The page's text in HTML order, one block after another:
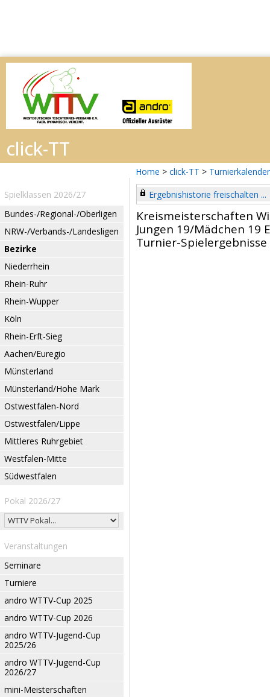
Home > click-TT > Turnierkalender
Spielklassen 2026/27
Bundes-/Regional-/Oberligen
NRW-/Verbands-/Landesligen
Bezirke
Niederrhein
Rhein-Ruhr
Rhein-Wupper
Köln
Rhein-Erft-Sieg
Aachen/Euregio
Münsterland
Münsterland/Hohe Mark
Ostwestfalen-Nord
Ostwestfalen/Lippe
Mittleres Ruhrgebiet
Westfalen-Mitte
Südwestfalen
Pokal 2026/27
Veranstaltungen
Seminare
Turniere
andro WTTV-Cup 2025
andro WTTV-Cup 2026
andro WTTV-Jugend-Cup
2025/26
andro WTTV-Jugend-Cup
2026/27
mini-Meisterschaften
Ergebnishistorie freischalten ...
Kreismeisterschaften
Jungen 19/Mädchen 19
Turnier-Spielergebnisse